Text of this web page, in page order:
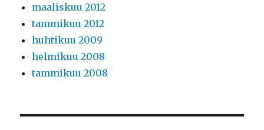
maaliskuu 2012
tammikuu 2012
huhtikuu 2009
helmikuu 2008
tammikuu 2008